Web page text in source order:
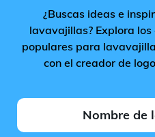
¿Buscas ideas e
lavavajillas? Explora
populares para
con el creador de